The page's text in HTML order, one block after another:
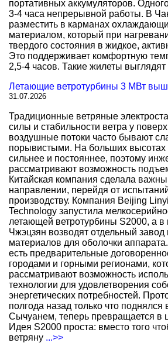
портативных аккумуляторов.
3-4 часа непрерывной работы. В
разместить в карманах
материалом, который при
твердого состояния в жидкое,
Это поддерживает комфортную
2,5-4 часов. Такие жилеты выглядят
Летающие ветротурбины 3 МВт
31.07.2026
Традиционные ветряные
силы и стабильности ветра у
воздушные потоки часто бывают
порывистыми. На больших высотах
сильнее и постояннее, поэтому
рассматривают возможность
Китайская компания сделала
направлении, перейдя от
производству. Компания Beijing
Technology запустила
летающей ветротурбины S2000, а в
Чжэцзян возводят отдельный завод
материалов для оболочки
есть предварительные
городами и горными регионами,
рассматривают возможность
технологии для удовлетворения
энергетических потребностей.
полгода назад только что поднялся
Сычуанем, теперь превращается в
Идея S2000 проста: вместо того
ветряну ...>>